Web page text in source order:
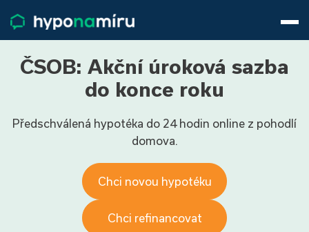
Životní pojištění
Pojištění nemovitosti
Články
800 688 388
9−16 hod.
ČSOB: Akční úroková sazba
do konce roku
Předschválená hypotéka do 24 hodin online z pohodlí
domova.
Chci novou hypotéku
Chci refinancovat